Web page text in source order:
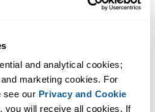
and analytical cookies;
marketing cookies. For
see our Privacy and Cookie
you will receive all cookies. If
Schnell und einfach.
zu sparen und Dinge zu tun, die mit